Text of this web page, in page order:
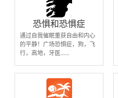
恐惧和恐惧症
通过自我催眠重获自由和内心
的平静！广场恐惧症，狗，飞
行，高地，牙医......